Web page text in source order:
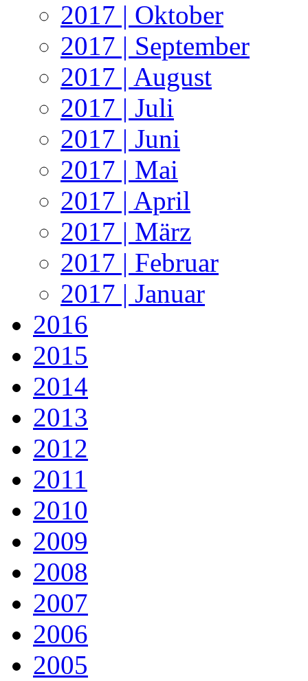
2017 | Oktober
2017 | September
2017 | August
2017 | Juli
2017 | Juni
2017 | Mai
2017 | April
2017 | März
2017 | Februar
2017 | Januar
2016
2015
2014
2013
2012
2011
2010
2009
2008
2007
2006
2005